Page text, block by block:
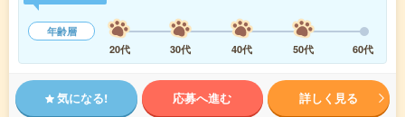
年齢層
20代
30代 40代 50代 60代
気になる! 応募へ進む 詳しく見る